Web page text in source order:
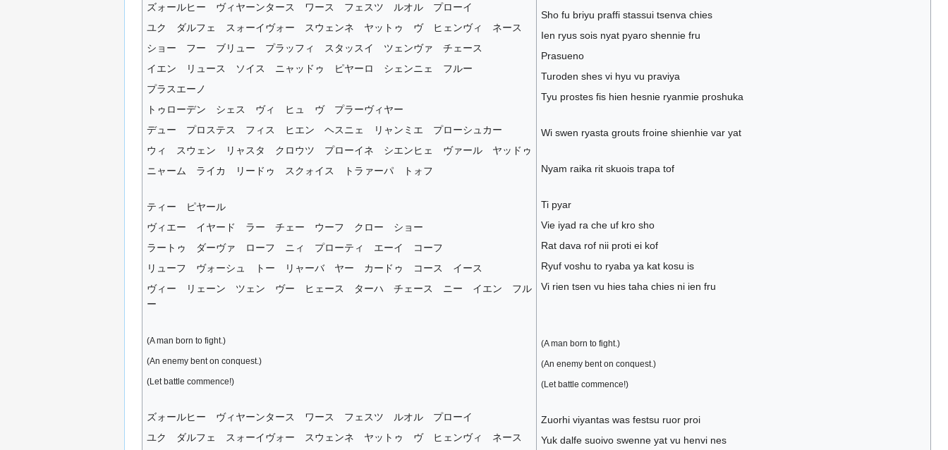
ズォールヒー ヴィヤーンタース ワース フェスツ ルオル プローイ
ユク ダルフェ スォーイヴォー スウェンネ ヤットゥ ヴ ヒェンヴィ ネース
ショー フー ブリュー プラッフィ スタッスイ ツェンヴァ チェース
イエン リュース ソイス ニャッドゥ ピヤーロ シェンニェ フルー
プラスエーノ
トゥローデン シェス ヴィ ヒュ ヴ プラーヴィヤー
デュー プロステス フィス ヒエン ヘスニェ リャンミエ プローシュカー
ウィ スウェン リャスタ クロウツ プローイネ シエンヒェ ヴァール ヤッドゥ
ニャーム ライカ リードゥ スクォイス トラァーパ トォフ
ティー ピヤール
ヴィエー イヤード ラー チェー ウーフ クロー ショー
ラートゥ ダーヴァ ローフ ニィ プローティ エーイ コーフ
リューフ ヴォーシュ トー リャーバ ヤー カードゥ コース イース
ヴィー リェーン ツェン ヴー ヒェース ターハ チェース ニー イエン フル
ー
(A man born to fight.)
(An enemy bent on conquest.)
(Let battle commence!)
ズォールヒー ヴィヤーンタース ワース フェスツ ルオル プローイ
ユク ダルフェ スォーイヴォー スウェンネ ヤットゥ ヴ ヒェンヴィ ネース
Sho fu briyu praffi stassui tsenva chies
Ien ryus sois nyat pyaro shennie fru
Prasueno
Turoden shes vi hyu vu praviya
Tyu prostes fis hien hesnie ryanmie proshuka
Wi swen ryasta grouts froine shienhie var yat
Nyam raika rit skuois trapa tof
Ti pyar
Vie iyad ra che uf kro sho
Rat dava rof nii proti ei kof
Ryuf voshu to ryaba ya kat kosu is
Vi rien tsen vu hies taha chies ni ien fru
(A man born to fight.)
(An enemy bent on conquest.)
(Let battle commence!)
Zuorhi viyantas was festsu ruor proi
Yuk dalfe suoivo swenne yat vu henvi nes